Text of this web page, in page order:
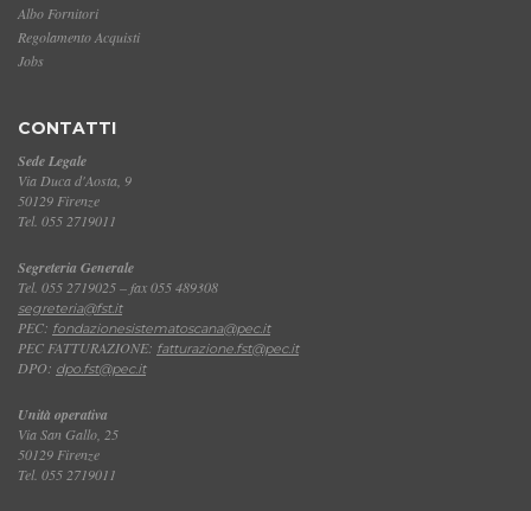
Albo Fornitori
Regolamento Acquisti
Jobs
CONTATTI
Sede Legale
Via Duca d'Aosta, 9
50129 Firenze
Tel. 055 2719011
Segreteria Generale
Tel. 055 2719025 – fax 055 489308
segreteria@fst.it
PEC: fondazionesistematoscana@pec.it
PEC FATTURAZIONE: fatturazione.fst@pec.it
DPO: dpo.fst@pec.it
Unità operativa
Via San Gallo, 25
50129 Firenze
Tel. 055 2719011